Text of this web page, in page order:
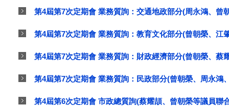
第4屆第7次定期會 業務質詢：交通地政部分(周永鴻、曾
第4屆第7次定期會 業務質詢：教育文化部分(曾朝榮、江
第4屆第7次定期會 業務質詢：財政經濟部分(曾朝榮、蔡
第4屆第7次定期會 業務質詢：民政部分(曾朝榮、周永鴻
第4屆第6次定期會 市政總質詢(蔡耀頡、曾朝榮等議員聯